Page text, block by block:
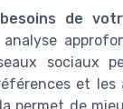
de
sociaux
et
permet de